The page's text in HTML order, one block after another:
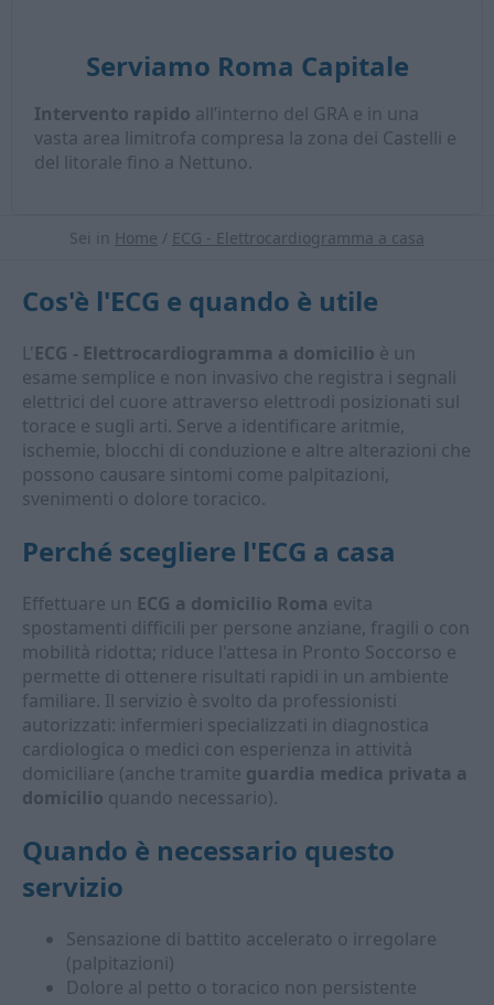
Serviamo Roma Capitale
Intervento rapido all’interno del GRA e in una
vasta area limitrofa compresa la zona dei Castelli e
del litorale fino a Nettuno.
Sei in Home / ECG - Elettrocardiogramma a casa
Cos'è l'ECG e quando è utile
L'ECG - Elettrocardiogramma a domicilio è un
esame semplice e non invasivo che registra i segnali
elettrici del cuore attraverso elettrodi posizionati sul
torace e sugli arti. Serve a identificare aritmie,
ischemie, blocchi di conduzione e altre alterazioni che
possono causare sintomi come palpitazioni,
svenimenti o dolore toracico.
Perché scegliere l'ECG a casa
Effettuare un ECG a domicilio Roma evita
spostamenti difficili per persone anziane, fragili o con
mobilità ridotta; riduce l'attesa in Pronto Soccorso e
permette di ottenere risultati rapidi in un ambiente
familiare. Il servizio è svolto da professionisti
autorizzati: infermieri specializzati in diagnostica
cardiologica o medici con esperienza in attività
domiciliare (anche tramite guardia medica privata a
domicilio quando necessario).
Quando è necessario questo
servizio
Sensazione di battito accelerato o irregolare
(palpitazioni)
Dolore al petto o toracico non persistente